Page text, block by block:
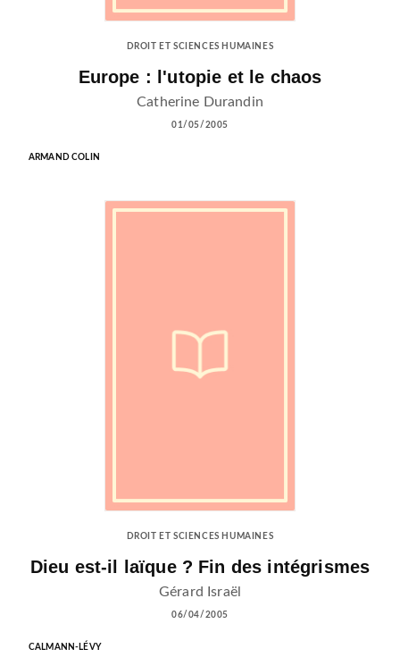
DROIT ET SCIENCES HUMAINES
Europe : l'utopie et le chaos
Catherine Durandin
01/05/2005
ARMAND COLIN
DROIT ET SCIENCES HUMAINES
Dieu est-il laïque ? Fin des intégrismes
Gérard Israël
06/04/2005
CALMANN-LÉVY